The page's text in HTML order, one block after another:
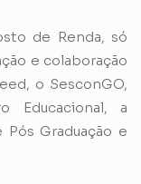
de Renda, só
e colaboração
o SesconGO,
Educacional, a
Graduação e